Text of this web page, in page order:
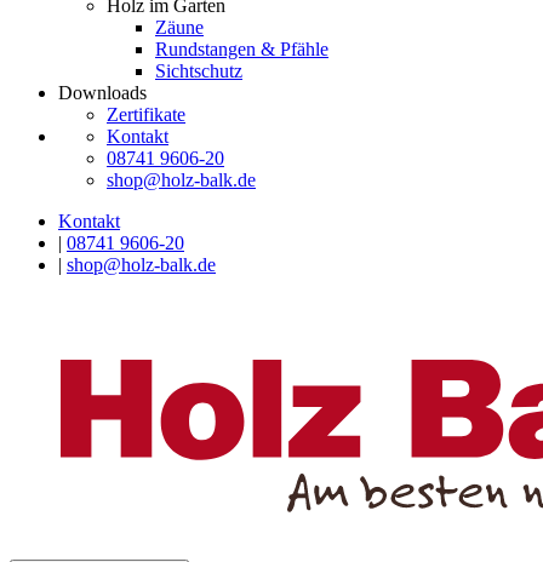
Holz im Garten
Zäune
Rundstangen & Pfähle
Sichtschutz
Downloads
Zertifikate
Kontakt
08741 9606-20
shop@holz-balk.de
Kontakt
| 08741 9606-20
| shop@holz-balk.de